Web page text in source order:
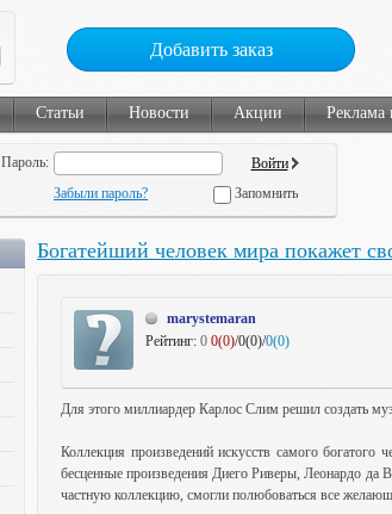
Добавить заказ
Статьи Новости Акции Реклама
Пароль:
Забыли пароль? Запомнить
Богатейший человек мира покажет
marystemaran
Рейтинг: 0 0(0)/0(0)/0(0)
Для этого миллиардер Карлос Слим решил создать
Коллекция произведений искусств самого
бесценные произведения Диего Риверы, Леонардо
частную коллекцию, смогли полюбоваться все